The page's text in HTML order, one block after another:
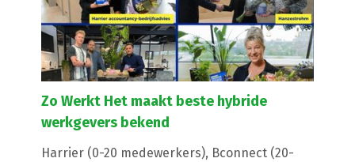
Zo Werkt Het maakt beste hybride
werkgevers bekend
Harrier (0-20 medewerkers), Bconnect (20-